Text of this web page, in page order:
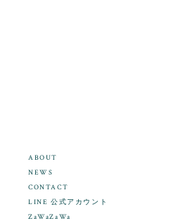
ABOUT
NEWS
CONTACT
LINE 公式アカウント
ZaWaZaWa